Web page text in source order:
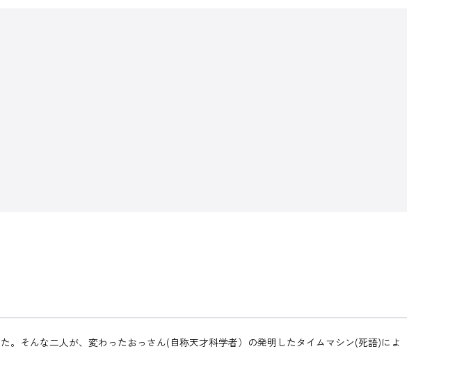
そんな二人が、変わったおっさん(自称天才科学者）の発明したタイムマシン(死語)によ